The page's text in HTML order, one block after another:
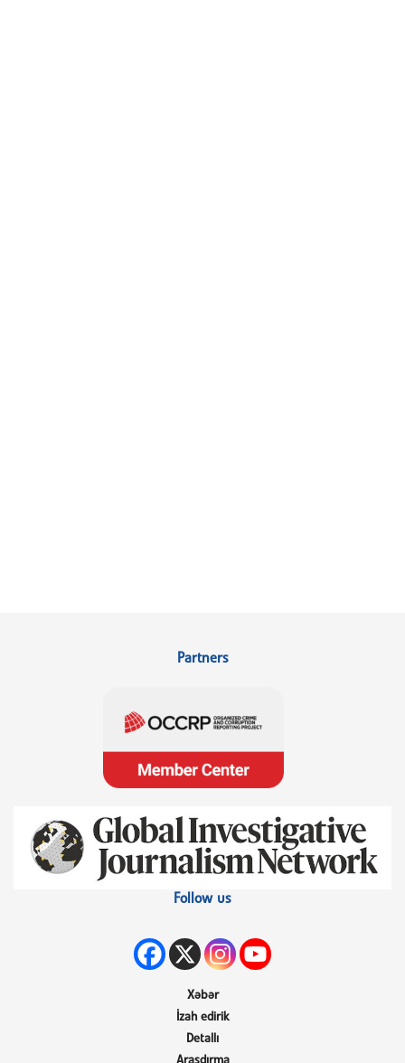
Partners
Follow us
Xəbər
İzah edirik
Detallı
Araşdırma